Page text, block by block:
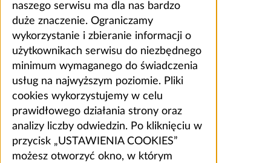
naszego serwisu ma dla nas bardzo
duże znaczenie. Ograniczamy
wykorzystanie i zbieranie informacji o
użytkownikach serwisu do niezbędnego
minimum wymaganego do świadczenia
usług na najwyższym poziomie. Pliki
cookies wykorzystujemy w celu
prawidłowego działania strony oraz
analizy liczby odwiedzin. Po kliknięciu w
przycisk „USTAWIENIA COOKIES”
możesz otworzyć okno, w którym